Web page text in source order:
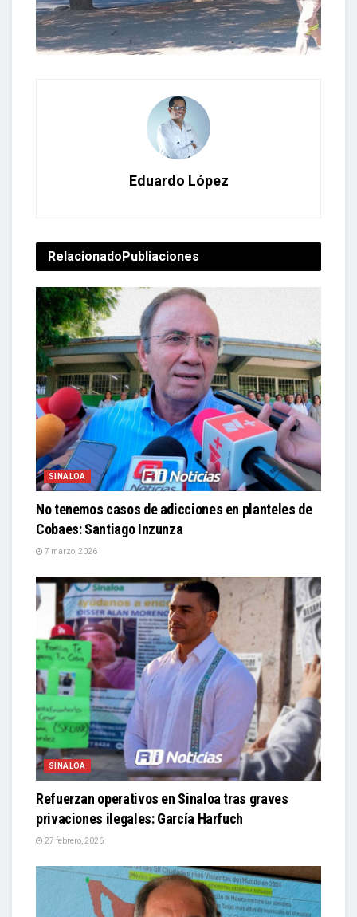
Eduardo López
RelacionadoPubliaciones
SINALOA
No tenemos casos de adicciones en planteles de
Cobaes: Santiago Inzunza
7 marzo, 2026
SINALOA
Refuerzan operativos en Sinaloa tras graves
privaciones ilegales: García Harfuch
27 febrero, 2026